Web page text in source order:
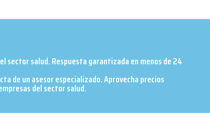
sector salud. Respuesta garantizada en menos de 24
de un asesor especializado. Aprovecha precios
del sector salud.​